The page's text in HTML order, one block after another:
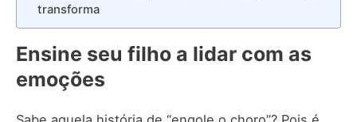
transforma
Ensine seu filho a lidar com as
emoções